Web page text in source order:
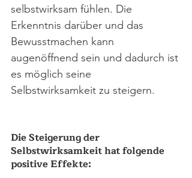
selbstwirksam fühlen. Die
Erkenntnis darüber und das
Bewusstmachen kann
augenöffnend sein und dadurch ist
es möglich seine
Selbstwirksamkeit zu steigern.
Die Steigerung der
Selbstwirksamkeit hat folgende
positive Effekte: